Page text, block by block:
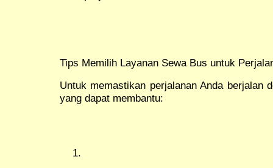
Tips Memilih Layanan Sewa Bus untuk
Untuk memastikan perjalanan Anda berjalan
yang dapat membantu: